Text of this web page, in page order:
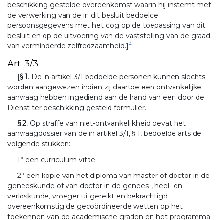
beschikking gestelde overeenkomst waarin hij instemt met
de verwerking van de in dit besluit bedoelde
persoonsgegevens met het oog op de toepassing van dit
besluit en op de uitvoering van de vaststelling van de graad
van verminderde zelfredzaamheid.]4
Art. 3/3.
[§ 1. De in artikel 3/1 bedoelde personen kunnen slechts
worden aangewezen indien zij daartoe een ontvankelijke
aanvraag hebben ingediend aan de hand van een door de
Dienst ter beschikking gesteld formulier.
§ 2. Op straffe van niet-ontvankelijkheid bevat het
aanvraagdossier van de in artikel 3/1, § 1, bedoelde arts de
volgende stukken:
1° een curriculum vitae;
2° een kopie van het diploma van master of doctor in de
geneeskunde of van doctor in de genees-, heel- en
verloskunde, vroeger uitgereikt en bekrachtigd
overeenkomstig de gecoördineerde wetten op het
toekennen van de academische graden en het programma